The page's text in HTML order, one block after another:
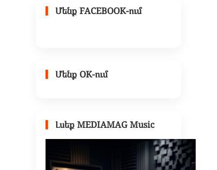
Մենք FACEBOOK-ում
Մենք OK-ում
Լսեք MEDIAMAG Music